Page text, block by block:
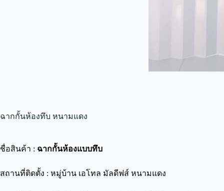
ฉากกั้นห้องทึบ หนามแดง
ชื่อสินค้า : ฉากกั้นห้องแบบทึบ
สถานที่ติดตั้ง : หมู่บ้าน เอโทล มัลดีฟส์ หนามแดง